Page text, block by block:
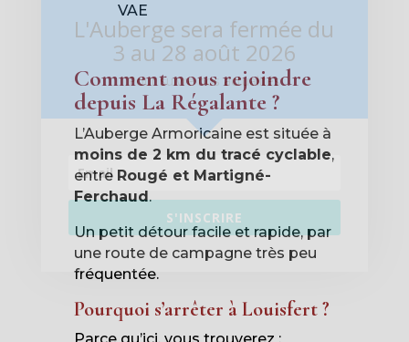
VAE
Comment nous rejoindre
depuis La Régalante ?
L’Auberge Armoricaine est située à
moins de 2 km du tracé cyclable,
entre Rougé et Martigné-
Ferchaud.
Un petit détour facile et rapide, par
une route de campagne très peu
fréquentée.
Pourquoi s’arrêter à Louisfert ?
L'Auberge sera fermée du
3 au 28 août 2026
Pour suivre nos actualités
S'INSCRIRE